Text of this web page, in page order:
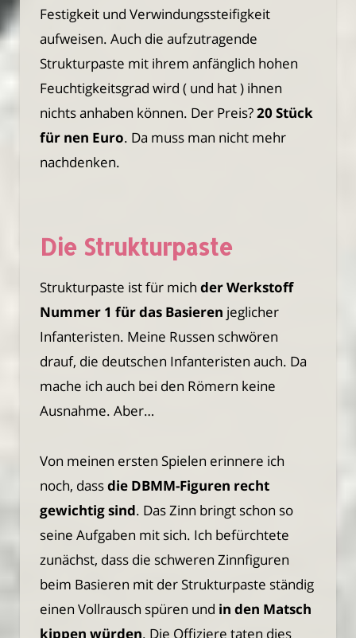
Festigkeit und Verwindungssteifigkeit
aufweisen. Auch die aufzutragende
Strukturpaste mit ihrem anfänglich hohen
Feuchtigkeitsgrad wird ( und hat ) ihnen
nichts anhaben können. Der Preis?20 Stück
für nen Euro. Da muss man nicht mehr
nachdenken.
Die Strukturpaste
Strukturpaste ist für mich der Werkstoff
Nummer 1 für das Basieren jeglicher
Infanteristen. Meine Russen schwören
drauf, die deutschen Infanteristen auch. Da
mache ich auch bei den Römern keine
Ausnahme. Aber…
Von meinen ersten Spielen erinnere ich
noch, dassdie DBMM-Figuren recht
gewichtig sind. Das Zinn bringt schon so
seine Aufgaben mit sich. Ich befürchtete
zunächst, dass die schweren Zinnfiguren
beim Basieren mit der Strukturpaste ständig
einen Vollrausch spüren und in den Matsch
kippen würden. Die Offiziere taten dies